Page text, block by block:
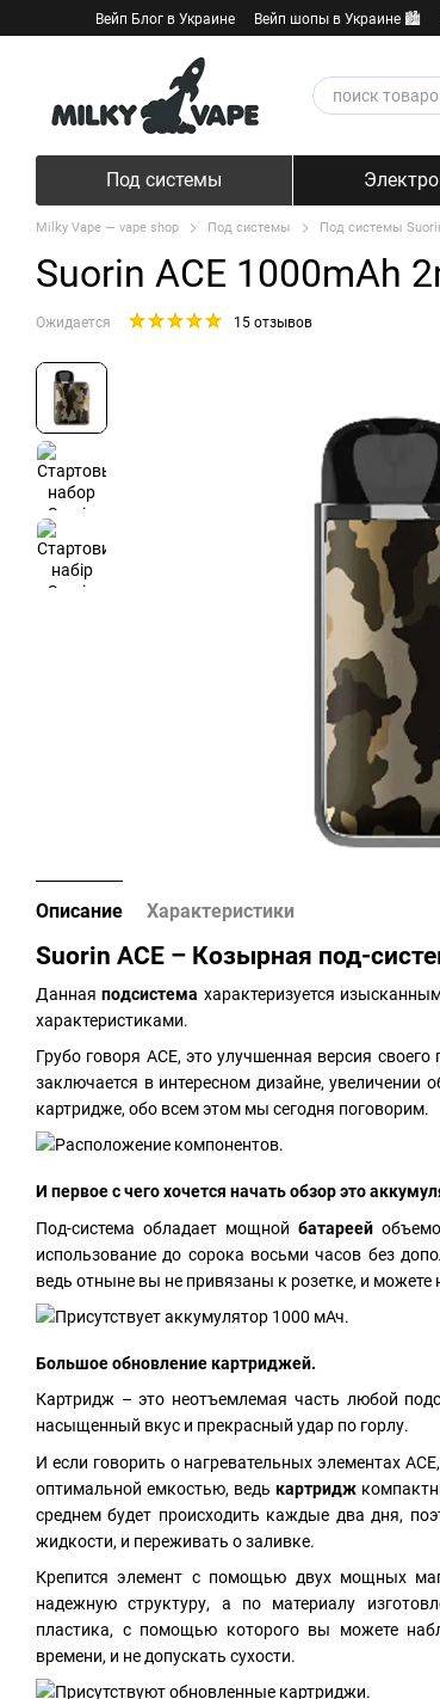
Перейти к основному контенту
Вейп Блог в Украине Вейп шопы в Украине 🏙️
Под системы
Milky Vape — vape shop Под системы Под системы
Suorin ACE 1000mAh
Ожидается 15 отзывов
Описание Характеристики
Suorin ACE – Козырная под-
Даннаяподсистема характеризуется
характеристиками.
Грубо говоря ACE, это улучшенная версия
заключается в интересном дизайне,
картридже, обо всем этом мы сегодня поговорим.
И первое с чего хочется начать обзор это
Под-система обладает мощной батареей
использование до сорока восьми часов без
ведь отныне вы не привязаны к розетке, и
Большое обновление картриджей.
Картридж – это неотъемлемая часть любой
насыщенный вкус и прекрасный удар по горлу.
И если говорить о нагревательных элементах
оптимальной емкостью, ведькартридж
среднем будет происходить каждые два дня,
жидкости, и переживать о заливке.
Крепится элемент с помощью двух мощных
надежную структуру, а по материалу
пластика, с помощью которого вы можете
времени, и не допускать сухости.